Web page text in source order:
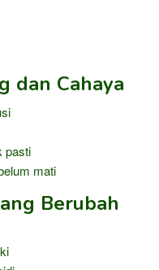
dan Cahaya
pasti
mati
Berubah